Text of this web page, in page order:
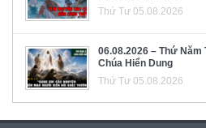
Thứ Tư 05.08.2026
06.08.2026 – Thứ Năm
Chúa Hiển Dung
Thứ Tư 05.08.2026